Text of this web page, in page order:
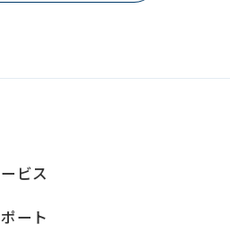
ビス
ート